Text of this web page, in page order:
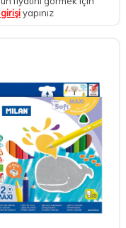
yapınız